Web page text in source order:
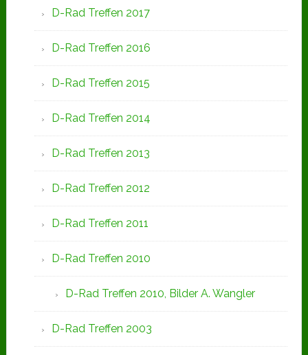
D-Rad Treffen 2017
D-Rad Treffen 2016
D-Rad Treffen 2015
D-Rad Treffen 2014
D-Rad Treffen 2013
D-Rad Treffen 2012
D-Rad Treffen 2011
D-Rad Treffen 2010
D-Rad Treffen 2010, Bilder A. Wangler
D-Rad Treffen 2003